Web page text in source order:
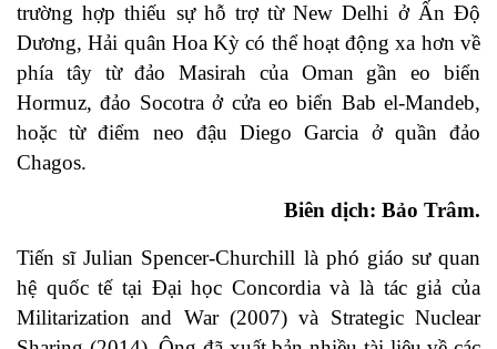
trường hợp thiếu sự hỗ trợ từ New Delhi ở Ấn Độ
Dương, Hải quân Hoa Kỳ có thể hoạt động xa hơn về
phía tây từ đảo Masirah của Oman gần eo biển
Hormuz, đảo Socotra ở cửa eo biển Bab el-Mandeb,
hoặc từ điểm neo đậu Diego Garcia ở quần đảo
Chagos.
Biên dịch: Bảo Trâm.
Tiến sĩ Julian Spencer-Churchill là phó giáo sư quan
hệ quốc tế tại Đại học Concordia và là tác giả của
Militarization and War (2007) và Strategic Nuclear